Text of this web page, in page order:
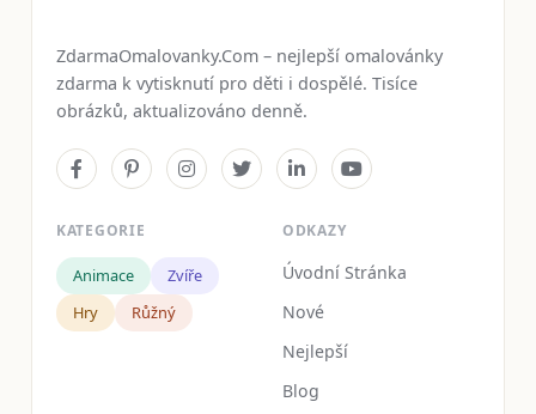
ZdarmaOmalovanky.Com – nejlepší omalovánky
zdarma k vytisknutí pro děti i dospělé. Tisíce
obrázků, aktualizováno denně.
KATEGORIE
Animace
Zvíře
Hry
Růžný
ODKAZY
Úvodní Stránka
Nové
Nejlepší
Blog